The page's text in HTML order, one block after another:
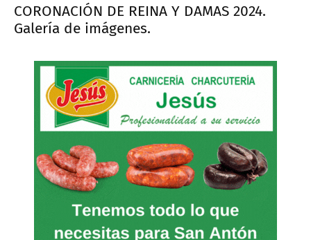
CORONACIÓN DE REINA Y DAMAS 2024.
Galería de imágenes.